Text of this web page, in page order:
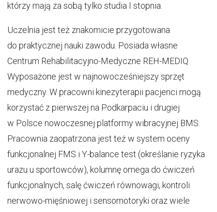
którzy mają za sobą tylko studia I stopnia.
Uczelnia jest też znakomicie przygotowana
do praktycznej nauki zawodu. Posiada własne
Centrum Rehabilitacyjno-Medyczne REH-MEDIQ.
Wyposażone jest w najnowocześniejszy sprzęt
medyczny. W pracowni kinezyterapii pacjenci mogą
korzystać z pierwszej na Podkarpaciu i drugiej
w Polsce nowoczesnej platformy wibracyjnej BMS.
Pracownia zaopatrzona jest też w system oceny
funkcjonalnej FMS i Y-balance test (określanie ryzyka
urazu u sportowców), kolumnę omega do ćwiczeń
funkcjonalnych, salę ćwiczeń równowagi, kontroli
nerwowo-mięśniowej i sensomotoryki oraz wiele